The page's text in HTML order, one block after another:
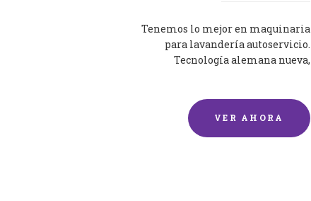
Tenemos lo mejor en maquinaria
para lavandería autoservicio.
Tecnología alemana nueva,
VER AHORA